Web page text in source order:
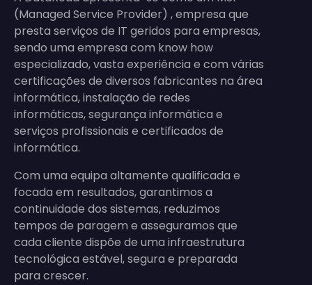
(Managed Service Provider) , empresa que
presta serviços de IT geridos para empresas,
sendo uma empresa com know how
especializado, vasta experiência e com várias
certificações de diversos fabricantes na área
informática, instalação de redes
informáticas, segurança informática e
serviços profissionais e certificados de
informática.
Com uma equipa altamente qualificada e
focada em resultados, garantimos a
continuidade dos sistemas, reduzimos
tempos de paragem e asseguramos que
cada cliente dispõe de uma infraestrutura
tecnológica estável, segura e preparada
para crescer.